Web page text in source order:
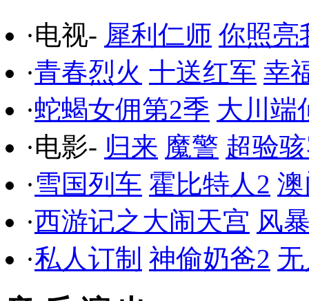
·电视- 犀利仁师 你照亮
·青春烈火 十送红军 幸
·蛇蝎女佣第2季 大川端
·电影- 归来 魔警 超验
·雪国列车 霍比特人2
·西游记之大闹天宫 风
·私人订制 神偷奶爸2